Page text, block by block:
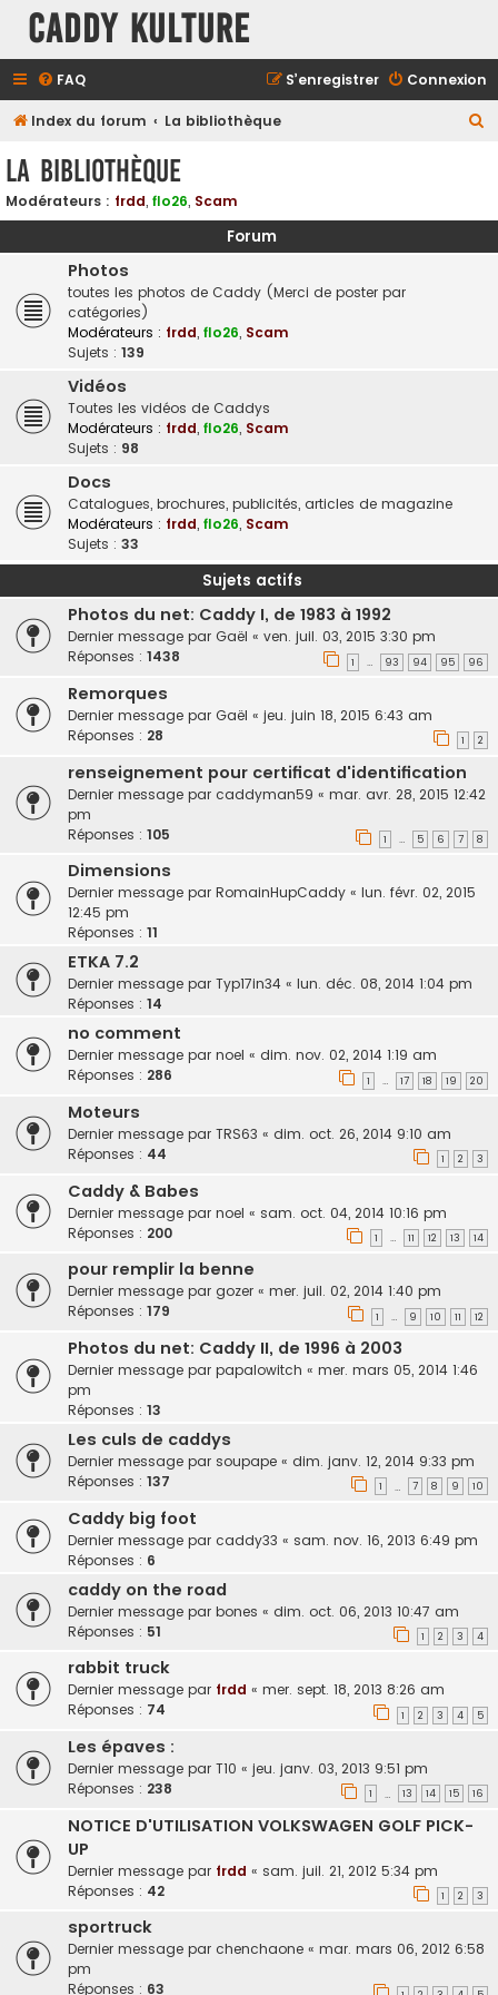
Caddy Kulture
FAQ Connexion
S’enregistrer
Index du forum La bibliothèque
La bibliothèque
Modérateurs : frdd, flo26, Scam
Forum
Photos
toutes les photos de Caddy (Merci de poster par
catégories)
Modérateurs : frdd, flo26, Scam
Sujets : 139
Vidéos
Toutes les vidéos de Caddys
Modérateurs : frdd, flo26, Scam
Sujets : 98
Docs
Catalogues, brochures, publicités, articles de magazine
Modérateurs : frdd, flo26, Scam
Sujets : 33
Sujets actifs
Photos du net: Caddy I, de 1983 à 1992
Dernier message par Gaël « ven. juil. 03, 2015 3:30 pm
Réponses : 1438 1 … 93 94 95 96
Remorques
Dernier message par Gaël « jeu. juin 18, 2015 6:43 am
Réponses : 28 1 2
renseignement pour certificat d'identification
Dernier message par caddyman59 « mar. avr. 28, 2015 12:42
pm
Réponses : 105 1 … 5 6 7 8
Dimensions
Dernier message par RomainHupCaddy « lun. févr. 02, 2015
12:45 pm
Réponses : 11
ETKA 7.2
Dernier message par Typ17in34 « lun. déc. 08, 2014 1:04 pm
Réponses : 14
no comment
Dernier message par noel « dim. nov. 02, 2014 1:19 am
Réponses : 286 1 … 17 18 19 20
Moteurs
Dernier message par TRS63 « dim. oct. 26, 2014 9:10 am
Réponses : 44 1 2 3
Caddy & Babes
Dernier message par noel « sam. oct. 04, 2014 10:16 pm
Réponses : 200 1 … 11 12 13 14
pour remplir la benne
Dernier message par gozer « mer. juil. 02, 2014 1:40 pm
Réponses : 179 1 … 9 10 11 12
Photos du net: Caddy II, de 1996 à 2003
Dernier message par papalowitch « mer. mars 05, 2014 1:46
pm
Réponses : 13
Les culs de caddys
Dernier message par soupape « dim. janv. 12, 2014 9:33 pm
Réponses : 137 1 … 7 8 9 10
Caddy big foot
Dernier message par caddy33 « sam. nov. 16, 2013 6:49 pm
Réponses : 6
caddy on the road
Dernier message par bones « dim. oct. 06, 2013 10:47 am
Réponses : 51 1 2 3 4
rabbit truck
Dernier message par frdd « mer. sept. 18, 2013 8:26 am
Réponses : 74 1 2 3 4 5
Les épaves :
Dernier message par T10 « jeu. janv. 03, 2013 9:51 pm
Réponses : 238 1 … 13 14 15 16
NOTICE D'UTILISATION VOLKSWAGEN GOLF PICK-
UP
Dernier message par frdd « sam. juil. 21, 2012 5:34 pm
Réponses : 42 1 2 3
sportruck
Dernier message par chenchaone « mar. mars 06, 2012 6:58
pm
Réponses : 63